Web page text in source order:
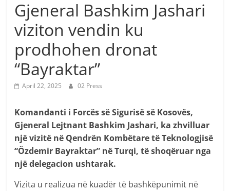
Gjeneral Bashkim Jashari
viziton vendin ku
prodhohen dronat
“Bayraktar”
April 22, 2025 02 Press
Komandanti i Forcës së Sigurisë së Kosovës,
Gjeneral Lejtnant Bashkim Jashari, ka zhvilluar
një vizitë në Qendrën Kombëtare të Teknologjisë
“Özdemir Bayraktar” në Turqi, të shoqëruar nga
një delegacion ushtarak.
Vizita u realizua në kuadër të bashkëpunimit në